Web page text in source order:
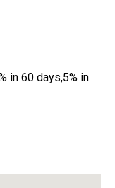
in 60 days,5% in